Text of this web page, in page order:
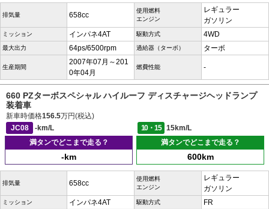
排気量 658cc
使用燃料
エンジン
レギュラー
ガソリン
ミッション インパネ4AT 駆動方式 4WD
最大出力 64ps/6500rpm 過給器（ターボ） ターボ
生産期間
2007年07月～201
0年04月
燃費性能 -
660 PZターボスペシャル ハイルーフ ディスチャージヘッドランプ
装着車
新車時価格156.5万円(税込)
JC08
-km/L 10・15
15km/L
満タンでどこまで走る？
-km
満タンでどこまで走る？
600km
排気量 658cc
使用燃料
エンジン
レギュラー
ガソリン
ミッション インパネ4AT 駆動方式 FR